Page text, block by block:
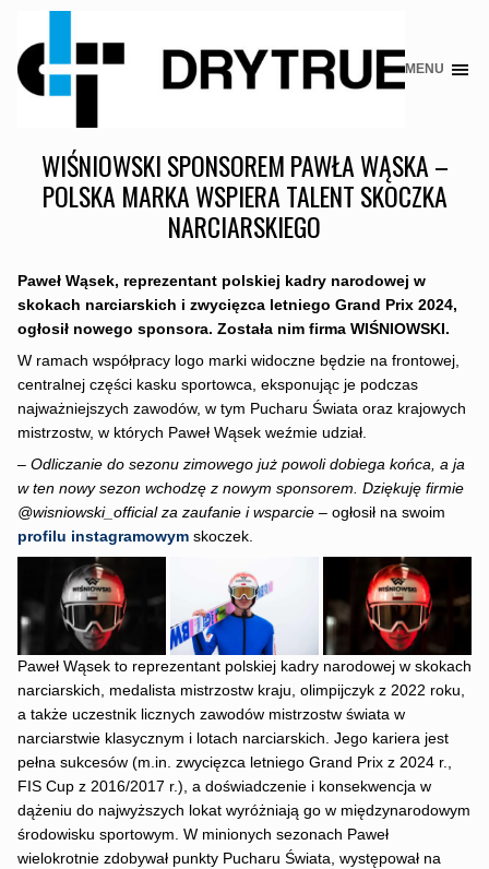
Skip
MENU
WIŚNIOWSKI SPONSOREM PAWŁA WĄSKA –
POLSKA MARKA WSPIERA TALENT SKOCZKA
NARCIARSKIEGO
Paweł Wąsek, reprezentant polskiej kadry narodowej w
skokach narciarskich i zwycięzca letniego Grand Prix 2024,
ogłosił nowego sponsora. Została nim firma WIŚNIOWSKI.
W ramach współpracy logo marki widoczne będzie na frontowej,
centralnej części kasku sportowca, eksponując je podczas
najważniejszych zawodów, w tym Pucharu Świata oraz krajowych
mistrzostw, w których Paweł Wąsek weźmie udział.
– Odliczanie do sezonu zimowego już powoli dobiega końca, a ja
w ten nowy sezon wchodzę z nowym sponsorem. Dziękuję firmie
@wisniowski_official za zaufanie i wsparcie– ogłosił na swoim
profilu instagramowymskoczek.
Paweł Wąsek to reprezentant polskiej kadry narodowej w skokach
narciarskich, medalista mistrzostw kraju, olimpijczyk z 2022 roku,
a także uczestnik licznych zawodów mistrzostw świata w
narciarstwie klasycznym i lotach narciarskich. Jego kariera jest
pełna sukcesów (m.in. zwycięzca letniego Grand Prix z 2024 r.,
FIS Cup z 2016/2017 r.), a doświadczenie i konsekwencja w
dążeniu do najwyższych lokat wyróżniają go w międzynarodowym
środowisku sportowym. W minionych sezonach Paweł
wielokrotnie zdobywał punkty Pucharu Świata, występował na